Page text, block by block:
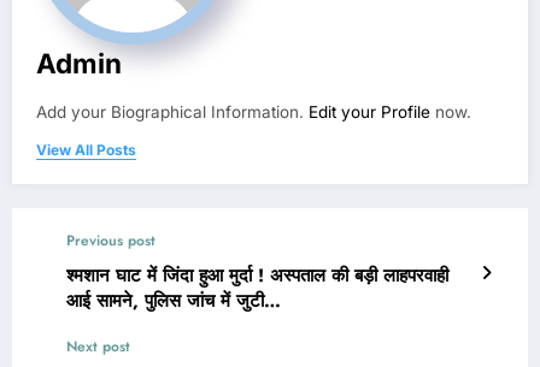
Admin
Add your Biographical Information. Edit your Profile now.
View All Posts
Previous post
श्मशान घाट में जिंदा हुआ मुर्दा ! अस्पताल की बड़ी लाहपरवाही
आई सामने, पुलिस जांच में जुटी…
Next post